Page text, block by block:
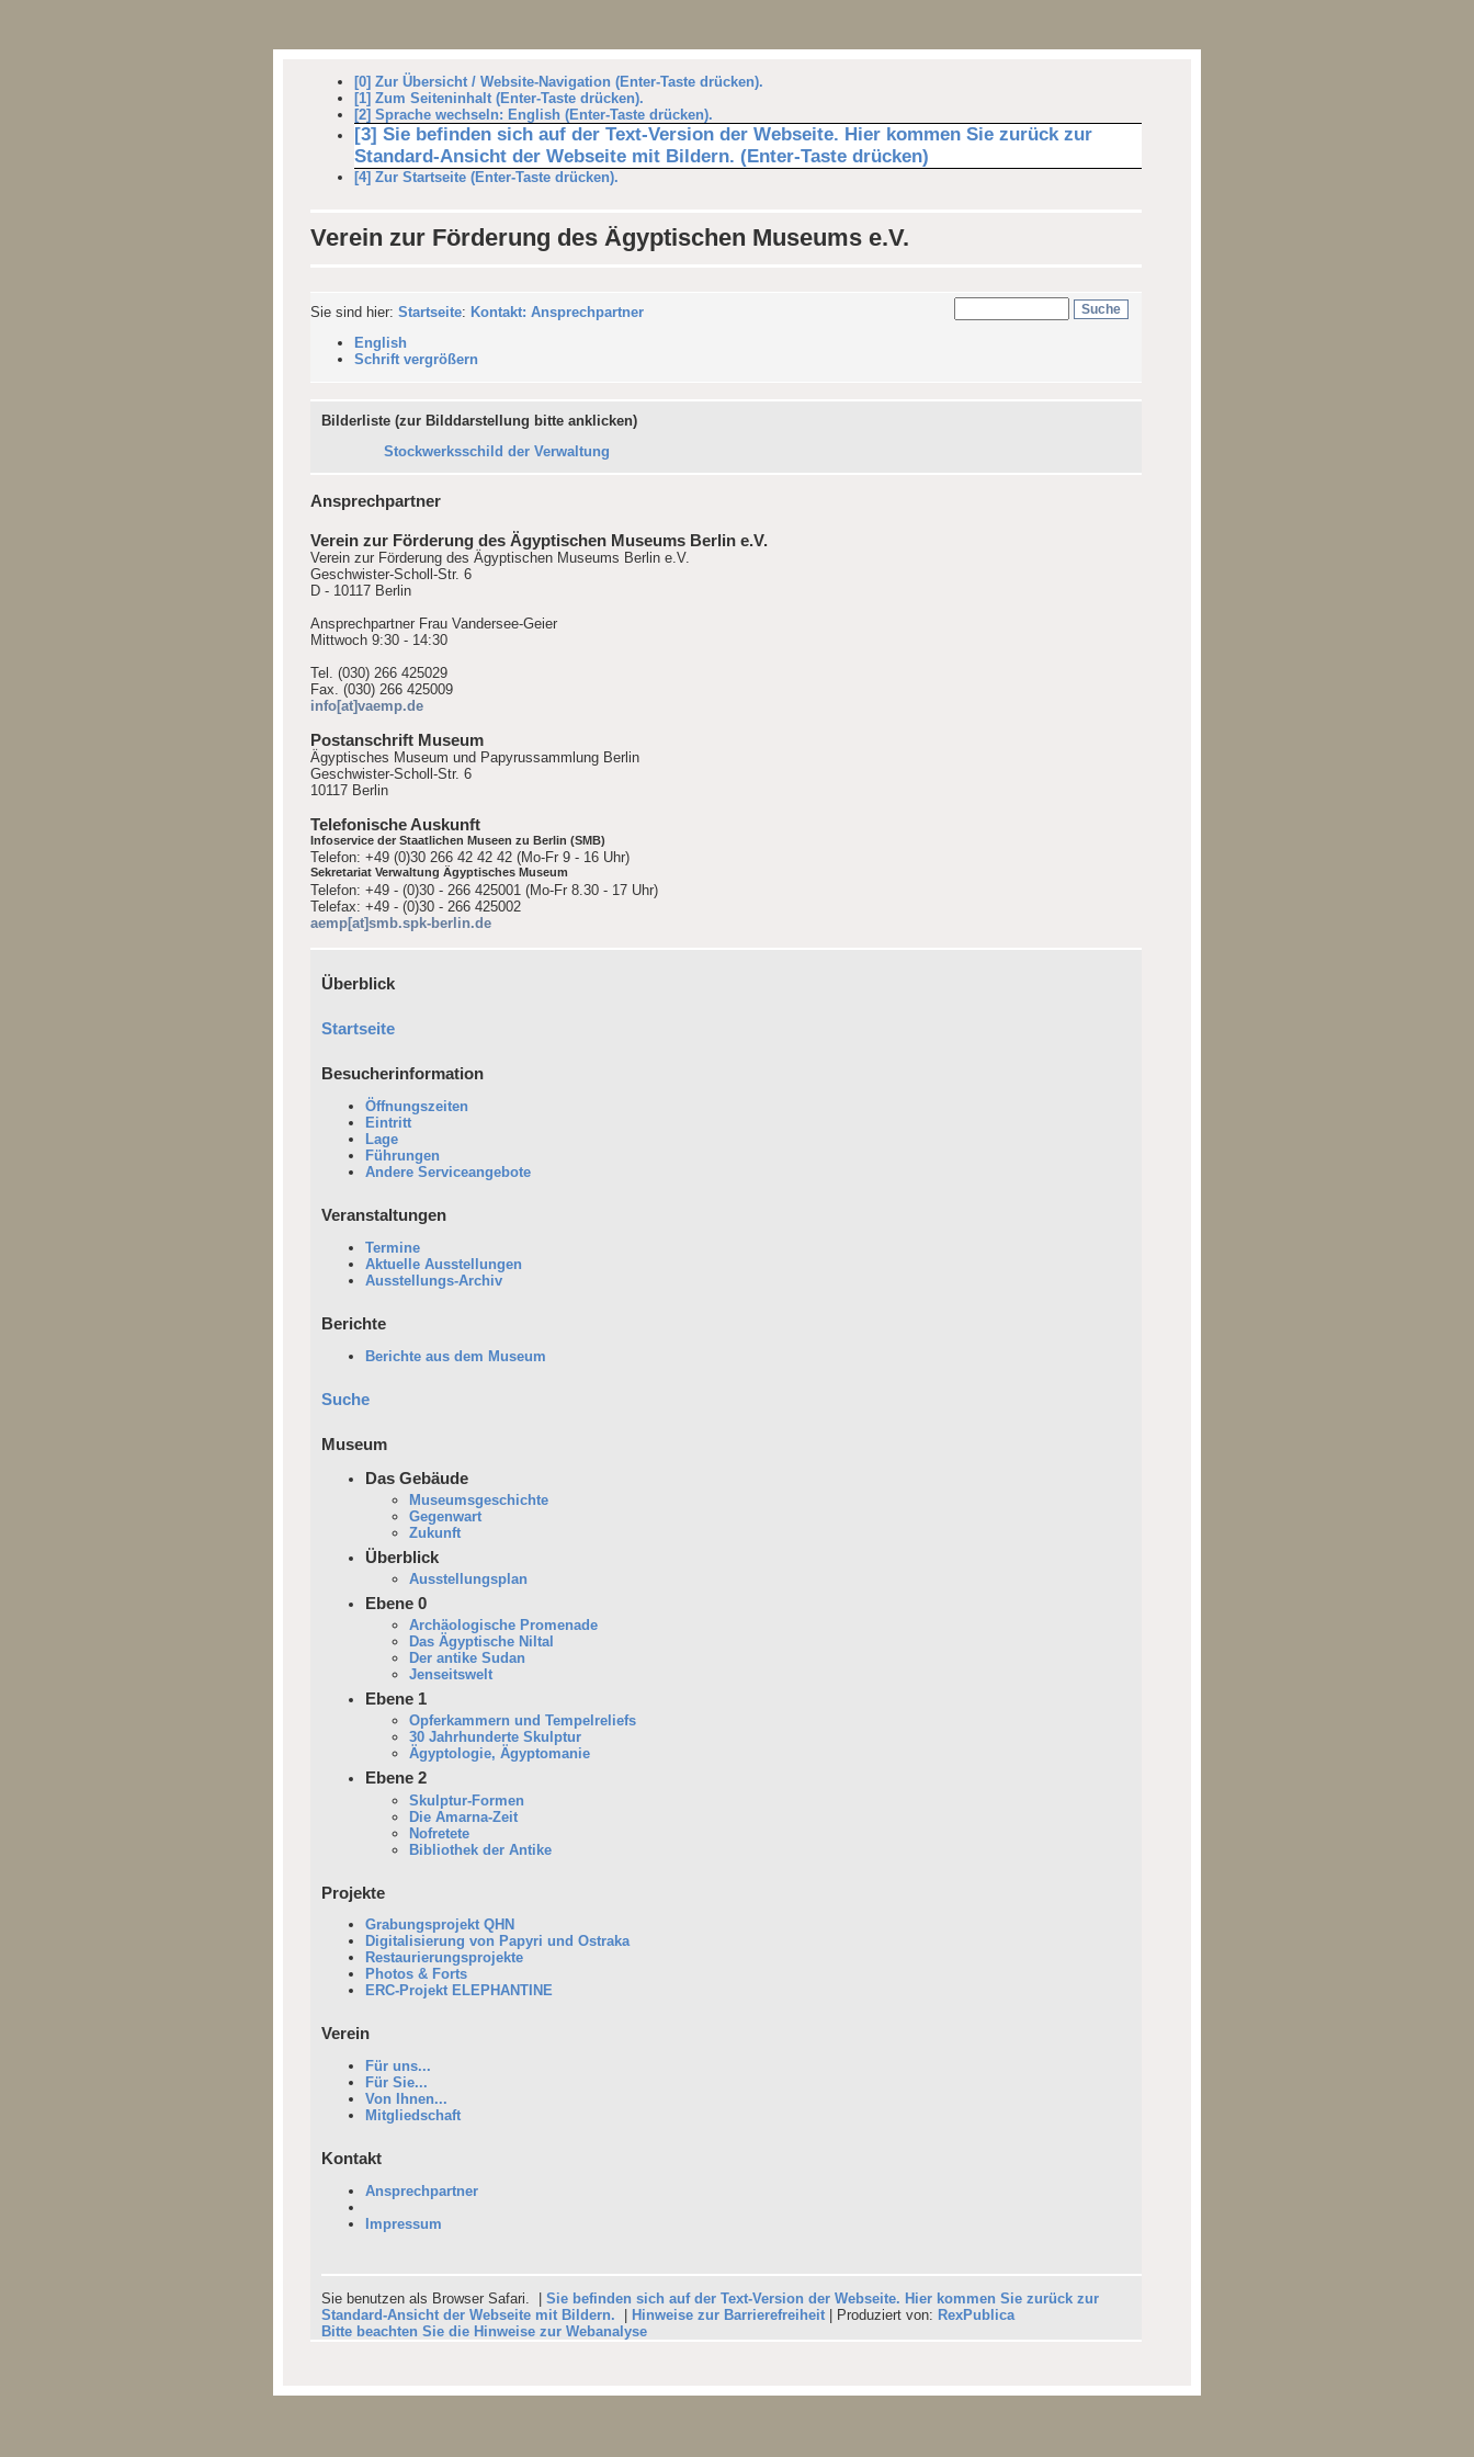
[0] Zur Übersicht / Website-Navigation (Enter-Taste drücken).
[1] Zum Seiteninhalt (Enter-Taste drücken).
[2] Sprache wechseln: English (Enter-Taste drücken).
[3] Sie befinden sich auf der Text-Version der Webseite. Hier kommen Sie zurück zur
Standard-Ansicht der Webseite mit Bildern. (Enter-Taste drücken)
[4] Zur Startseite (Enter-Taste drücken).
Verein zur Förderung des Ägyptischen Museums e.V.
Sie sind hier:Startseite: Kontakt: Ansprechpartner
English
Schrift vergrößern
Bilderliste (zur Bilddarstellung bitte anklicken)
Stockwerksschild der Verwaltung
Ansprechpartner
Verein zur Förderung des Ägyptischen Museums Berlin e.V.
Verein zur Förderung des Ägyptischen Museums Berlin e.V.
Geschwister-Scholl-Str. 6
D - 10117 Berlin
Ansprechpartner Frau Vandersee-Geier
Mittwoch 9:30 - 14:30
Tel. (030) 266 425029
Fax. (030) 266 425009
info[at]vaemp.de
Postanschrift Museum
Ägyptisches Museum und Papyrussammlung Berlin
Geschwister-Scholl-Str. 6
10117 Berlin
Telefonische Auskunft
Infoservice der Staatlichen Museen zu Berlin (SMB)
Telefon: +49 (0)30 266 42 42 42 (Mo-Fr 9 - 16 Uhr)
Sekretariat Verwaltung Ägyptisches Museum
Telefon: +49 - (0)30 - 266 425001 (Mo-Fr 8.30 - 17 Uhr)
Telefax: +49 - (0)30 - 266 425002
aemp[at]smb.spk-berlin.de
Überblick
Startseite
Besucherinformation
Öffnungszeiten
Eintritt
Lage
Führungen
Andere Serviceangebote
Veranstaltungen
Termine
Aktuelle Ausstellungen
Ausstellungs-Archiv
Berichte
Berichte aus dem Museum
Suche
Museum
Das Gebäude
Museumsgeschichte
Gegenwart
Zukunft
Überblick
Ausstellungsplan
Ebene 0
Archäologische Promenade
Das Ägyptische Niltal
Der antike Sudan
Jenseitswelt
Ebene 1
Opferkammern und Tempelreliefs
30 Jahrhunderte Skulptur
Ägyptologie, Ägyptomanie
Ebene 2
Skulptur-Formen
Die Amarna-Zeit
Nofretete
Bibliothek der Antike
Projekte
Grabungsprojekt QHN
Digitalisierung von Papyri und Ostraka
Restaurierungsprojekte
Photos & Forts
ERC-Projekt ELEPHANTINE
Verein
Für uns...
Für Sie...
Von Ihnen...
Mitgliedschaft
Kontakt
Ansprechpartner
Impressum
Sie benutzen als Browser Safari. |Sie befinden sich auf der Text-Version der Webseite. Hier kommen Sie zurück zur
Standard-Ansicht der Webseite mit Bildern.
Hinweise zur Barrierefreiheit | Produziert von: RexPublica
Bitte beachten Sie die Hinweise zur Webanalyse